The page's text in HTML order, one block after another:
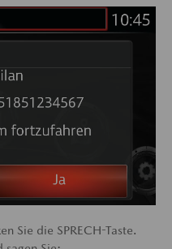
Sie die SPRECH-Taste.